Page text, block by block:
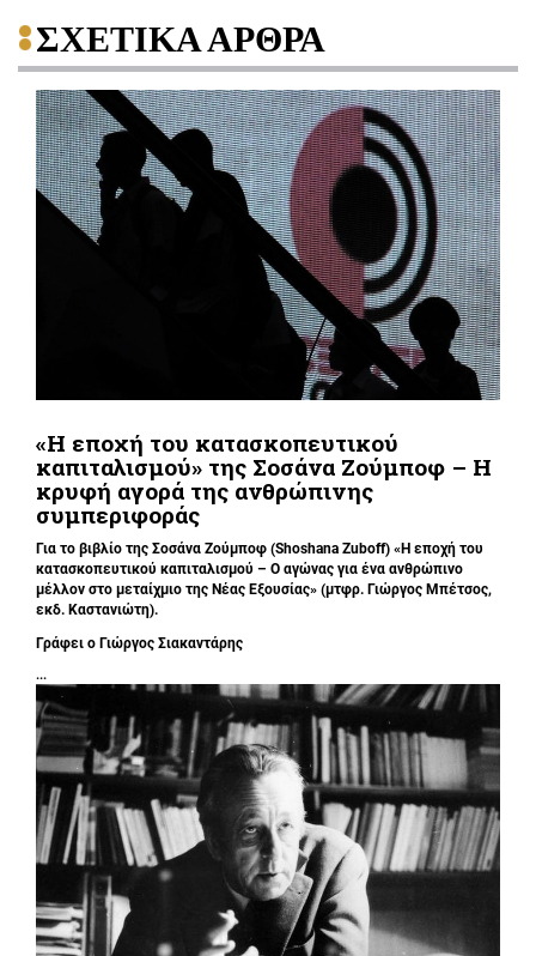
ΣΧΕΤΙΚΑ ΑΡΘΡΑ
«Η εποχή του κατασκοπευτικού
καπιταλισμού» της Σοσάνα Ζούμποφ – Η
κρυφή αγορά της ανθρώπινης
συμπεριφοράς
Για το βιβλίο της Σοσάνα Ζούμποφ (Shoshana Zuboff) «Η εποχή του
κατασκοπευτικού καπιταλισμού – Ο αγώνας για ένα ανθρώπινο
μέλλον στο μεταίχμιο της Νέας Εξουσίας» (μτφρ. Γιώργος Μπέτσος,
εκδ. Καστανιώτη).
Γράφει ο Γιώργος Σιακαντάρης
...